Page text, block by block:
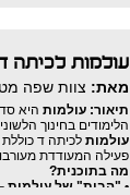
עולמות לכיתה
מאת: צוות שפה
תיאור: עולמות היא
הלימודים בחינוך
עולמות לכיתה ד
פעילה המעודדת
מה בתוכנית?
• "הבית" של עולמות